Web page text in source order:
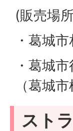
(販売場
・葛城
・葛城
（葛城
スト